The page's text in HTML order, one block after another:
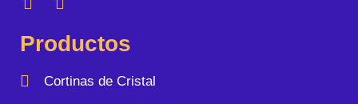
Productos
Cortinas de Cristal